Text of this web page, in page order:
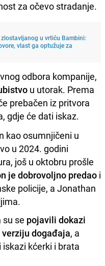
za očevo stradanje.
u vrtiću Bambini:
vlast ga optužuje za
odbora kompanije,
u utorak. Prema
prebačen iz pritvora
gdje će dati iskaz.
kao osumnjičeni u
u 2024. godini
još u oktobru prošle
je dobrovoljno predao i
policije, a Jonathan
su se pojavili dokazi
događaja, a
kćerki i brata